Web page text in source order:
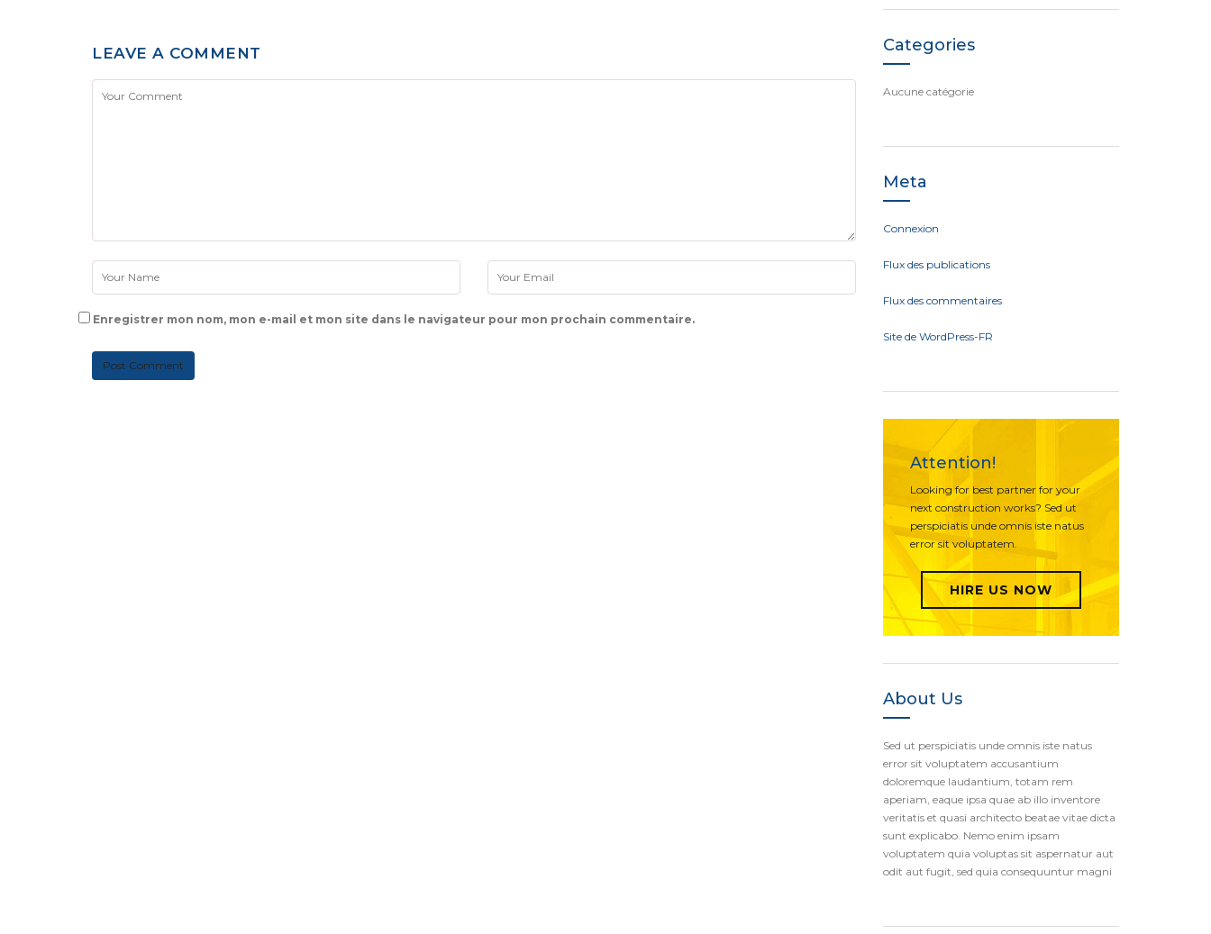
LEAVE A COMMENT
Enregistrer mon nom, mon e-mail et mon site dans le navigateur pour mon prochain commentaire.
Categories
Aucune catégorie
Meta
Connexion
Flux des publications
Flux des commentaires
Site de WordPress-FR
Attention!
Looking for best partner for your
next construction works? Sed ut
perspiciatis unde omnis iste natus
error sit voluptatem.
HIRE US NOW
About Us
Sed ut perspiciatis unde omnis iste natus
error sit voluptatem accusantium
doloremque laudantium, totam rem
aperiam, eaque ipsa quae ab illo inventore
veritatis et quasi architecto beatae vitae dicta
sunt explicabo. Nemo enim ipsam
voluptatem quia voluptas sit aspernatur aut
odit aut fugit, sed quia consequuntur magni